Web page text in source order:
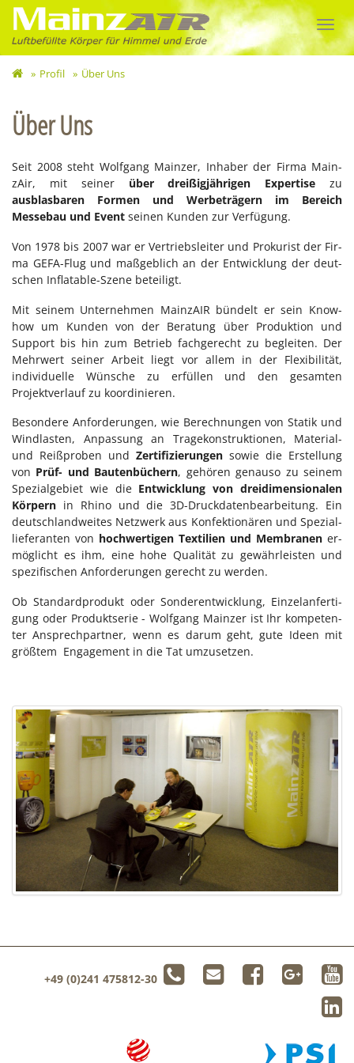
MainzAIR
-
Über
Uns
Profil Über Uns
Über Uns
Seit 2008 steht Wolf­gang Main­zer, In­ha­ber der Fir­ma Main­
zAir, mit sei­ner über dreißigjährigen Expertise zu
ausblasbaren Formen und Werbeträgern im Bereich
Messebau und Event sei­nen Kun­den zur Ver­fü­gung.
Von 1978 bis 2007 war er Ver­triebs­lei­ter und Pro­ku­rist der Fir­
ma GEFA-Flug und maß­geb­lich an der Ent­wick­lung der deut­
schen In­fla­ta­ble-Sze­ne be­tei­ligt.
Mit seinem Unternehmen MainzAIR bündelt er sein Know-
how um Kunden von der Beratung über Produktion und
Support bis hin zum Betrieb fachgerecht zu begleiten. Der
Mehrwert seiner Arbeit liegt vor allem in der Flexibilität,
individuelle Wünsche zu erfüllen und den gesamten
Projektverlauf zu koordinieren.
Be­son­de­re An­for­de­run­gen, wie Be­rech­nun­gen von Sta­tik und
Wind­las­ten, An­pas­sung an Tra­ge­kon­struk­tio­nen, Ma­te­ri­al-
und Reiß­pro­ben und Zertifizierungen so­wie die Er­stel­lung
von Prüf- und Bautenbüchern, ge­hö­ren ge­nau­so zu sei­nem
Spe­zi­al­ge­biet wie die Entwicklung von dreidimensionalen
Körpern in Rhi­no und die 3D-Druck­da­ten­be­ar­bei­tung. Ein
deutsch­land­wei­tes Netz­werk aus Kon­fek­tio­nä­ren und Spe­zi­al­
lie­fe­ran­ten von hochwertigen Textilien und Membranen er­
mög­licht es ihm, eine hohe Qua­li­tät zu ge­währ­leis­ten und
spe­zi­fi­schen An­for­de­run­gen ge­recht zu wer­den.
Ob Stan­dard­pro­dukt oder Son­der­ent­wick­lung, Ein­zel­an­fer­ti­
gung oder Pro­dukt­se­rie - Wolf­gang Main­zer ist Ihr kom­pe­ten­
ter An­sprech­part­ner, wenn es dar­um geht, gute Ide­en mit
größ­tem En­ga­ge­ment in die Tat um­zu­set­zen.
+49 (0)241 475812-30